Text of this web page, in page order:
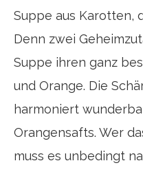
Suppe aus Karotten,
Denn zwei
Suppe ihren ganz
und Orange. Die
harmoniert
Orangensafts. Wer
muss es unbedingt